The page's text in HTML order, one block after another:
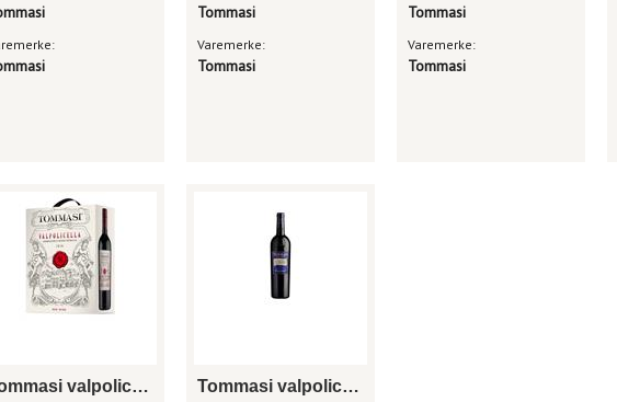
Tommasi
Varemerke:
Tommasi
Tommasi
Varemerke:
Tommasi
Tommasi valpolicella Tommasi valpolicella classico superiore ripasso